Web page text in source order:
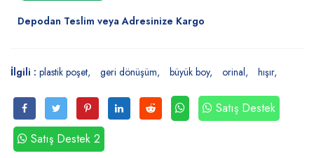
Depodan Teslim veya Adresinize Kargo
İlgili : plastik poşet geri dönüşüm büyük boy orinal hışır
Satış Destek
Satış Destek 2